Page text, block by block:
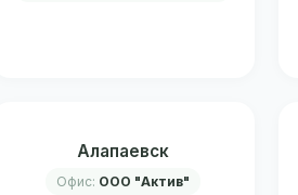
Алапаевск
Офис: ООО "Актив"